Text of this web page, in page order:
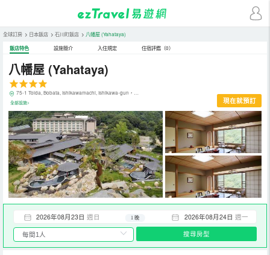
全球訂房 > 日本飯店 > 石川町飯店 > 八幡屋(Yahataya)
飯店特色 設施簡介 入住規定 住宿評鑑（0）
八幡屋 (Yahataya)
75-1 Toida, Bobata, Ishikawamachi, Ishikawa-gun，石川町，日本
全部設施> 現在就預訂
2026年08月23日 週日 2026年08月24日 週一
1 晚
搜尋房型